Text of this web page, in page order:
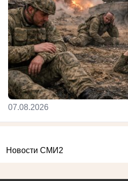
07.08.2026
Новости СМИ2